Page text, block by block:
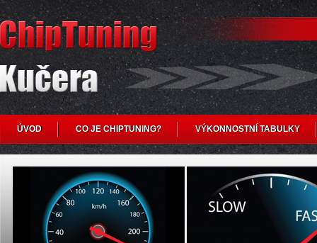
ÚVOD CO JE CHIPTUNING? VÝKONNOSTNÍ TABULKY